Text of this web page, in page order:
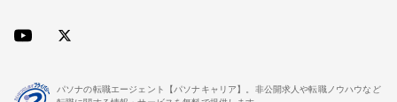
パソナの転職エージェント【パソナキャリア】。非公開求人や転職ノウハウなど